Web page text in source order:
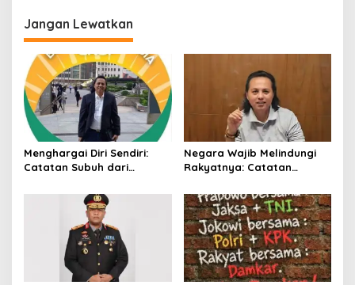
i
g
a
s
i
p
o
s
Jangan Lewatkan
Menghargai Diri Sendiri:
Catatan Subuh dari
Jawa
Negara Wajib Melindungi
Rakyatnya: Catatan
Penambang Belerang
Kawah Ijen